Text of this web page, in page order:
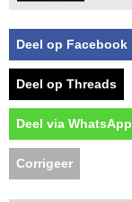
Deel op Facebook
Deel op Threads
Deel via WhatsApp
Corrigeer